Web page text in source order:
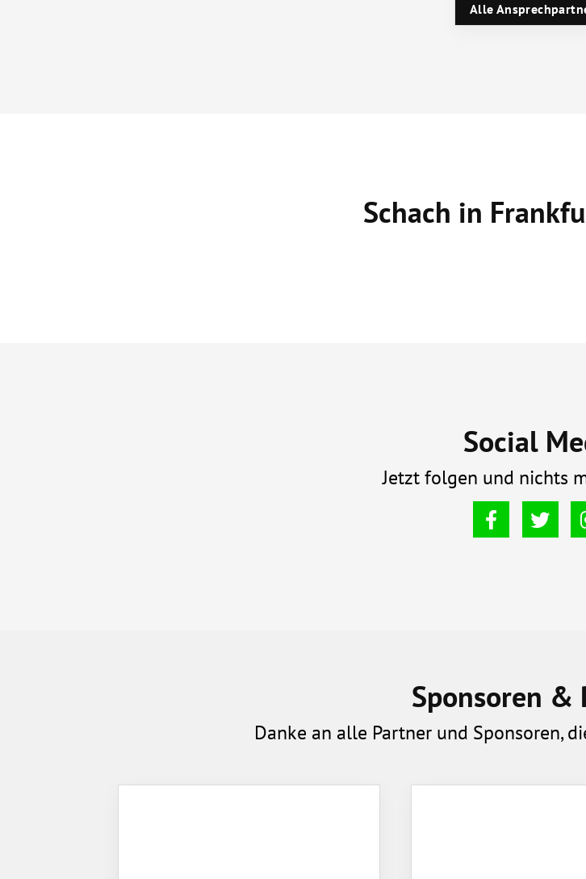
Alle
Schach in
Social
Jetzt folgen und nichts
Sponsoren &
Danke an alle Partner und Sponsoren,